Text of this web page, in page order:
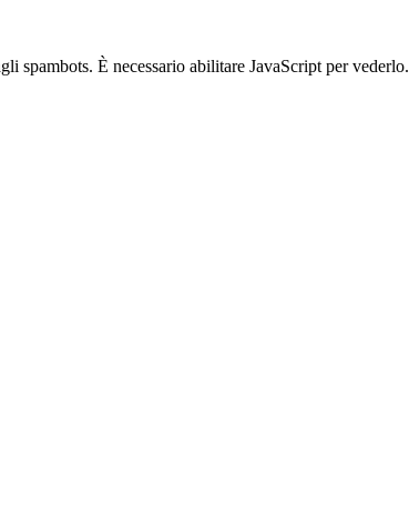
spambots. È necessario abilitare JavaScript per vederlo.